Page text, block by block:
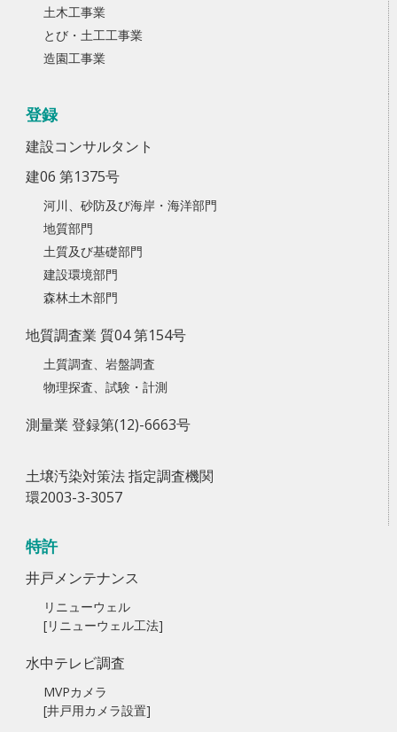
土木工事業
とび・土工工事業
造園工事業
登録
建設コンサルタント
建06 第1375号
河川、砂防及び海岸・海洋部門
地質部門
土質及び基礎部門
建設環境部門
森林土木部門
地質調査業 質04 第154号
土質調査、岩盤調査
物理探査、試験・計測
測量業 登録第(12)-6663号
土壌汚染対策法 指定調査機関
環2003-3-3057
特許
井戸メンテナンス
リニューウェル
[リニューウェル工法]
水中テレビ調査
MVPカメラ
[井戸用カメラ設置]